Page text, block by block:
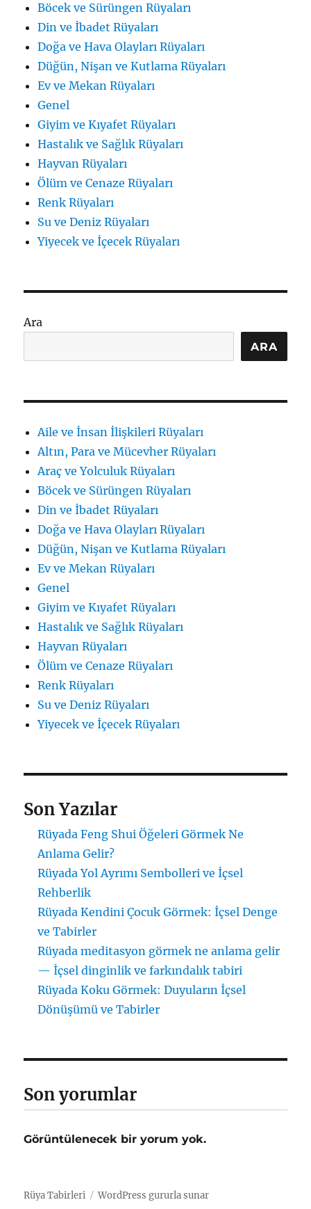
Böcek ve Sürüngen Rüyaları
Din ve İbadet Rüyaları
Doğa ve Hava Olayları Rüyaları
Düğün, Nişan ve Kutlama Rüyaları
Ev ve Mekan Rüyaları
Genel
Giyim ve Kıyafet Rüyaları
Hastalık ve Sağlık Rüyaları
Hayvan Rüyaları
Ölüm ve Cenaze Rüyaları
Renk Rüyaları
Su ve Deniz Rüyaları
Yiyecek ve İçecek Rüyaları
Ara
ARA
Aile ve İnsan İlişkileri Rüyaları
Altın, Para ve Mücevher Rüyaları
Araç ve Yolculuk Rüyaları
Böcek ve Sürüngen Rüyaları
Din ve İbadet Rüyaları
Doğa ve Hava Olayları Rüyaları
Düğün, Nişan ve Kutlama Rüyaları
Ev ve Mekan Rüyaları
Genel
Giyim ve Kıyafet Rüyaları
Hastalık ve Sağlık Rüyaları
Hayvan Rüyaları
Ölüm ve Cenaze Rüyaları
Renk Rüyaları
Su ve Deniz Rüyaları
Yiyecek ve İçecek Rüyaları
Son Yazılar
Rüyada Feng Shui Öğeleri Görmek Ne
Anlama Gelir?
Rüyada Yol Ayrımı Sembolleri ve İçsel
Rehberlik
Rüyada Kendini Çocuk Görmek: İçsel Denge
ve Tabirler
Rüyada meditasyon görmek ne anlama gelir
— İçsel dinginlik ve farkındalık tabiri
Rüyada Koku Görmek: Duyuların İçsel
Dönüşümü ve Tabirler
Son yorumlar
Görüntülenecek bir yorum yok.
Rüya Tabirleri WordPress gururla sunar